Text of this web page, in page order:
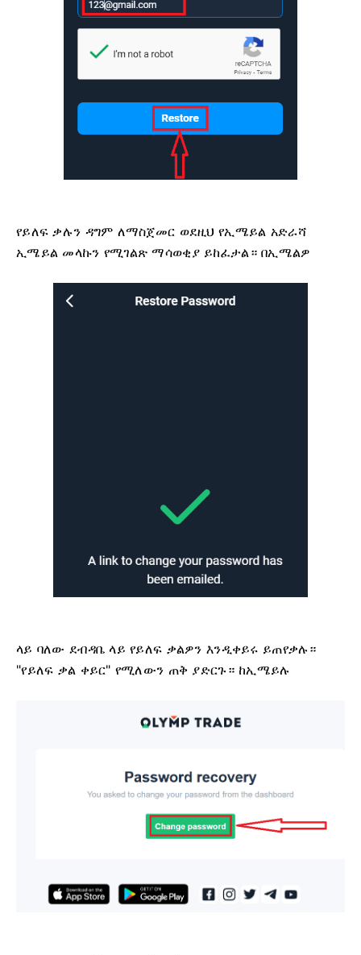
የይለፍ ቃሉን ዳግም ለማስጀመር ወደዚህ የኢሜይል አድራሻ
ኢሜይል መላኩን የሚገልጽ ማሳወቂያ ይከፈታል። በኢሜልዎ
ላይ ባለው ደብዳቤ ላይ የይለፍ ቃልዎን እንዲቀይሩ ይጠየቃሉ።
"የይለፍ ቃል ቀይር" የሚለውን ጠቅ ያድርጉ። ከኢሜይሉ